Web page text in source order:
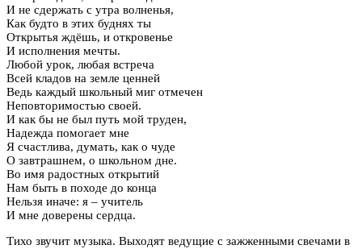
И не сдержать с утра волненья,
Как будто в этих буднях ты
Открытья ждёшь, и откровенье
И исполнения мечты.
Любой урок, любая встреча
Всей кладов на земле ценней
Ведь каждый школьный миг отмечен
Неповторимостью своей.
И как бы не был путь мой труден,
Надежда помогает мне
Я счастлива, думать, как о чуде
О завтрашнем, о школьном дне.
Во имя радостных открытий
Нам быть в походе до конца
Нельзя иначе: я – учитель
И мне доверены сердца.
Тихо звучит музыка. Выходят ведущие с зажженными свечами в